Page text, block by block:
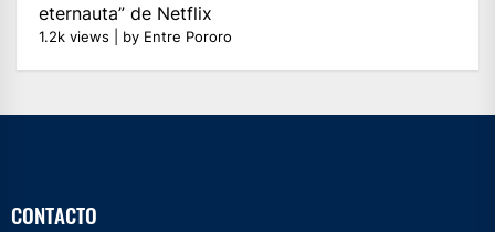
eternauta” de Netflix
1.2k views by Entre Pororo
CONTACTO